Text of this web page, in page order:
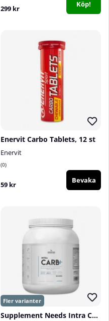
299 kr Köp!
Enervit Carbo Tablets, 12 st
Enervit
0
59 kr Bevaka
Supplement Needs Intra Carbs+, 30 serv.